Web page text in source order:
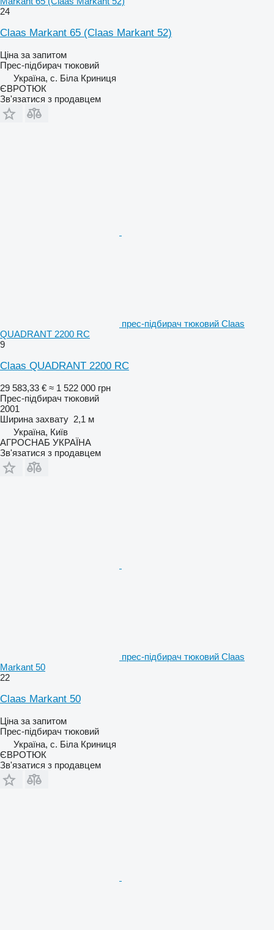
24
Claas Markant 65 (Claas Markant 52)
Ціна за запитом
Прес-підбирач тюковий
Україна, с. Біла Криниця
ЄВРОТЮК
Зв'язатися з продавцем
прес-підбирач тюковий Claas
QUADRANT 2200 RC
9
Claas QUADRANT 2200 RC
29 583,33 € ≈ 1 522 000 грн
Прес-підбирач тюковий
2001
Ширина захвату 2,1 м
Україна, Київ
АГРОСНАБ УКРАЇНА
Зв'язатися з продавцем
прес-підбирач тюковий Claas
Markant 50
22
Claas Markant 50
Ціна за запитом
Прес-підбирач тюковий
Україна, с. Біла Криниця
ЄВРОТЮК
Зв'язатися з продавцем